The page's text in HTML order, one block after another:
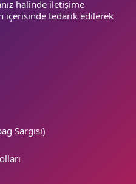
halinde iletişime
içerisinde tedarik edilerek
Sargısı)